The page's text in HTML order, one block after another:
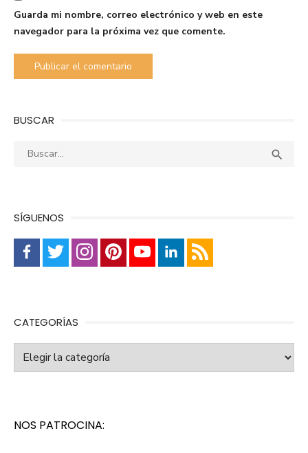
Guarda mi nombre, correo electrónico y web en este
navegador para la próxima vez que comente.
BUSCAR
Buscar: 
SÍGUENOS
CATEGORÍAS
Categorías
NOS PATROCINA: